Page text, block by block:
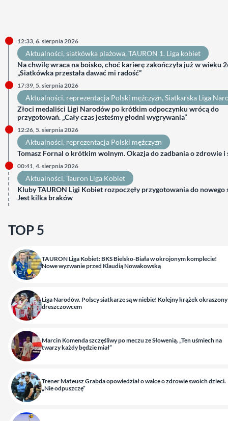
12:33, 6. sierpnia 2026
Aktualności, siatkówka plażowa, TAURON 1. Liga kobiet
Na chwilę wraca na boisko, choć karierę zakończyła już w wieku
„Siatkówka przestała dawać mi radość”
17:39, 5. sierpnia 2026
Aktualności, reprezentacja Polski mężczyzn, Siatkarska Liga
Złoci medaliści Ligi Narodów po krótkim odpoczynku wrócą do
przygotowań. „Cały czas jesteśmy głodni wygrywania”
12:26, 5. sierpnia 2026
Aktualności, reprezentacja Polski mężczyzn
Tomasz Fornal o krótkim wolnym. Okazja do zadbania o zdrowie i
00:41, 4. sierpnia 2026
Aktualności, Tauron Liga Kobiet
Kluby TAURON Ligi Kobiet rozpoczęły przygotowania do nowego
Jest kilka braków
TOP 5
TAURON Liga Kobiet: BKS Bielsko-Biała w okrojonym komplecie!
Nowe wyzwanie przed Klaudią Nowakowską
Liga Narodów. Polscy siatkarze są w niebie! Kolejny krążek okraszony
dreszczowcem
Marcin Komenda szczęśliwy po meczu ze Słowenią. „Ten uśmiech na
twarzy każdy będzie miał”
Trener Mateusz Grabda opowiedział o walce o zdrowie swoich dzieci.
„Nie odpuszczę”